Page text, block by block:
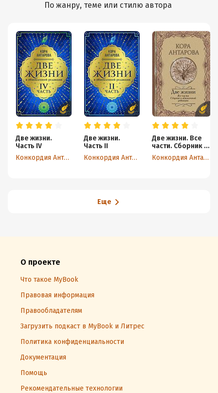
По жанру, теме или стилю автора
Две жизни.
Часть IV
Конкордия Антарова
Две жизни.
Часть II
Конкордия Антарова
Две жизни. Все
части. Сборник в
обновленной
редакции
Конкордия Антарова
Еще
О проекте
Что такое MyBook
Правовая информация
Правообладателям
Загрузить подкаст в MyBook и Литрес
Политика конфиденциальности
Документация
Помощь
Рекомендательные технологии